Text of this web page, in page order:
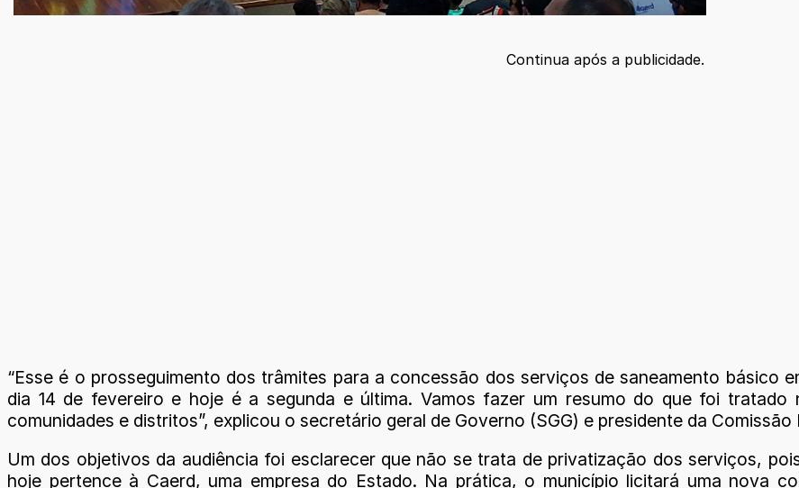
Continua após a publicidade.
“Esse é o prosseguimento dos trâmites para a concessão dos serviços de saneamento básico
dia 14 de fevereiro e hoje é a segunda e última. Vamos fazer um resumo do que foi
comunidades e distritos”, explicou o secretário geral de Governo (SGG) e presidente da
Um dos objetivos da audiência foi esclarecer que não se trata de privatização dos serviços,
hoje pertence à Caerd, uma empresa do Estado. Na prática, o município licitará uma nova